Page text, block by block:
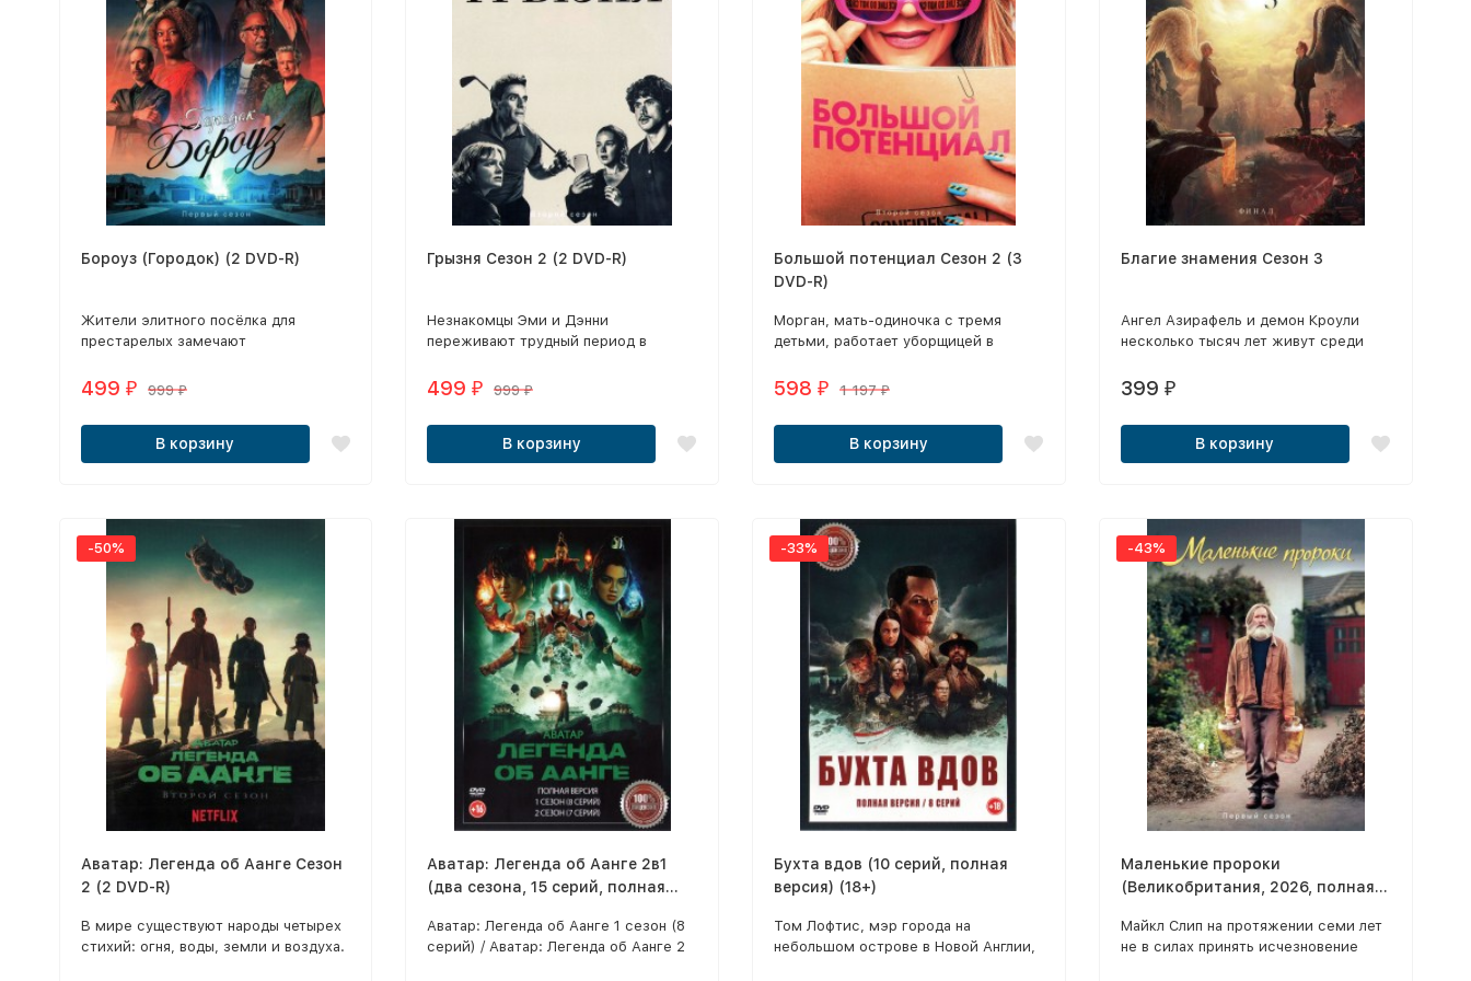
выходящей из строя оргтехнике.
Бороуз (Городок) (2 DVD-R)
Жители элитного посёлка для
престарелых замечают
узнают, что некая внеземная
оставшееся время.
499 ₽ 999₽
В корзину
Грызня Сезон 2 (2 DVD-R)
Незнакомцы Эми и Дэнни
переживают трудный период в
пустоту, а он — пустеющий
499₽ 999₽
В корзину
Большой потенциал Сезон 2 (3
DVD-R)
Морган, мать-одиночка с тремя
детьми, работает уборщицей в
598 ₽ 1 197₽
В корзину
Благие знамения Сезон 3
Ангел Азирафель и демон Кроули
несколько тысяч лет живут среди
подружиться, хотя это и
небесной и адской канцелярий.
399 ₽
В корзину
-50%
Аватар: Легенда об Аанге Сезон
2 (2 DVD-R)
В мире существуют народы четырех
стихий: огня, воды, земли и воздуха.
Аватар: Легенда об Аанге 2в1
(два сезона, 15 серий, полная
Аватар: Легенда об Аанге 1 сезон (8
серий) / Аватар: Легенда об Аанге 2
-33%
Бухта вдов (10 серий, полная
версия) (18+)
Том Лофтис, мэр города на
небольшом острове в Новой Англии,
-43%
Маленькие пророки
(Великобритания, 2026, полная
закадровый
Майкл Слип на протяжении семи лет
не в силах принять исчезновение